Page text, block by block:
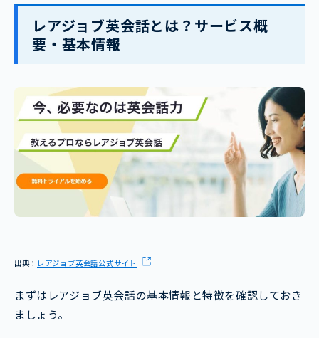
レアジョブ英会話とは？サービス概
要・基本情報
出典： レアジョブ英会話公式サイト
まずはレアジョブ英会話の基本情報と特徴を確認しておき
ましょう。